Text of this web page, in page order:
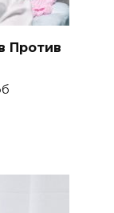
Против